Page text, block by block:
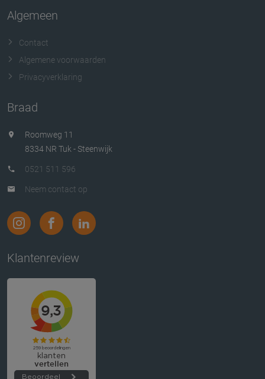
Algemeen
Contact
Algemene voorwaarden
Privacyverklaring
Braad
Roomweg 11
8334 NR Tuk - Steenwijk
0521 511 596
Neem contact op
Klantenreview